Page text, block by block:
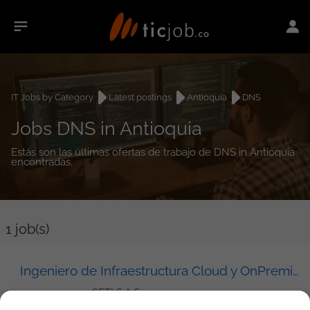
IT Jobs by Category Latest postings Antioquia DNS
Jobs DNS in Antioquia
Estás son las últimas ofertas de trabajo de DNS in Antioquia
encontradas.
1 job(s)
Ingeniero de Infraestructura Cloud y OnPremise (AWS)
SETI S.A.S.